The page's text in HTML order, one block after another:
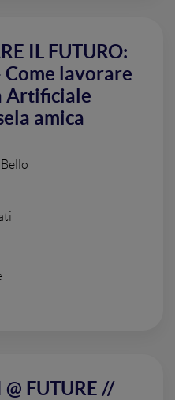
IL FUTURO:
Come lavorare
Artificiale
amica
FUTURE //